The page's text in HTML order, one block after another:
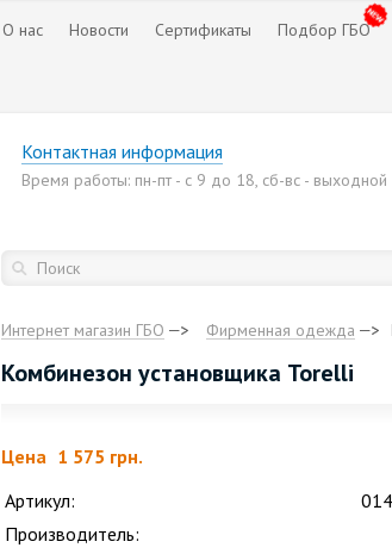
О нас Новости Сертификаты Подбор ГБО
Контактная информация
Время работы: пн-пт - с 9 до 18, сб-вс - выходной
Интернет магазин ГБО Фирменная одежда
Комбинезон установщика Torelli
Цена 1 575 грн.
Артикул:
Производитель: